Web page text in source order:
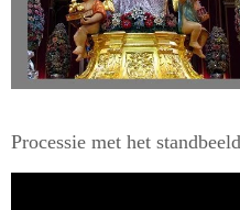
Processie met het standbeeld